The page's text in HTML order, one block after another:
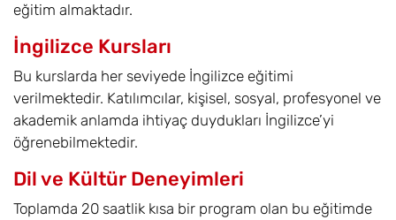
eğitim almaktadır.
İngilizce Kursları
Bu kurslarda her seviyede İngilizce eğitimi
verilmektedir. Katılımcılar, kişisel, sosyal, profesyonel ve
akademik anlamda ihtiyaç duydukları İngilizce’yi
öğrenebilmektedir.
Dil ve Kültür Deneyimleri
Toplamda 20 saatlik kısa bir program olan bu eğitimde